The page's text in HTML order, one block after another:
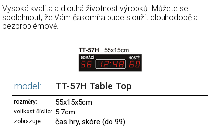
Vysoká kvalita a dlouhá životnost výrobků. Můžete se
spolehnout, že Vám časomíra bude sloužit dlouhodobě a
bezproblémově.
model: TT-57H Table Top
rozměry: 55x15x5cm
velikost číslic: 5.7cm
zobrazuje: čas hry, skóre (do 99)